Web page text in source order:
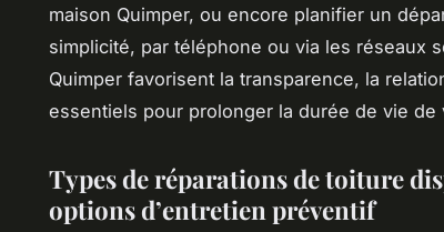
maison Quimper, ou encore planifier un
simplicité, par téléphone ou via les réseaux
Quimper favorisent la transparence, la
essentiels pour prolonger la durée de vie de
Types de réparations de toiture
options d’entretien préventif